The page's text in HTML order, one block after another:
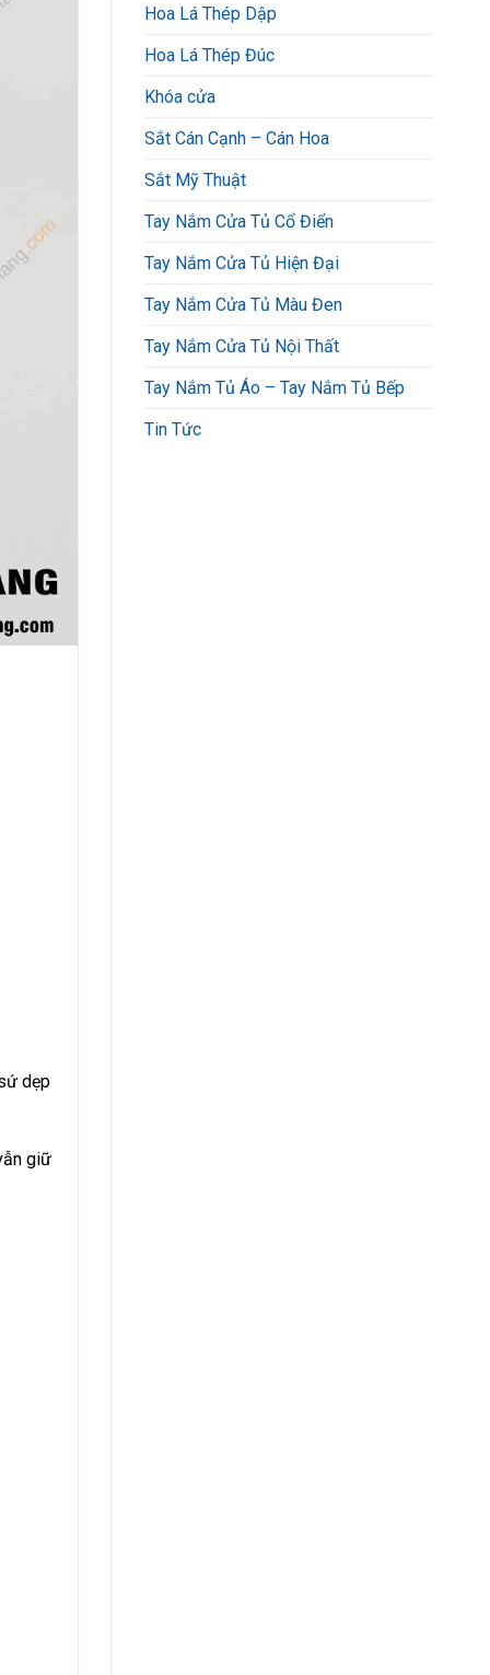
dẹp
giữ
Hoa Lá Thép Dập
Hoa Lá Thép Đúc
Khóa cửa
Sắt Cán Cạnh – Cán Hoa
Sắt Mỹ Thuật
Tay Nắm Cửa Tủ Cổ Điển
Tay Nắm Cửa Tủ Hiện Đại
Tay Nắm Cửa Tủ Màu Đen
Tay Nắm Cửa Tủ Nội Thất
Tay Nắm Tủ Áo – Tay Nắm Tủ Bếp
Tin Tức